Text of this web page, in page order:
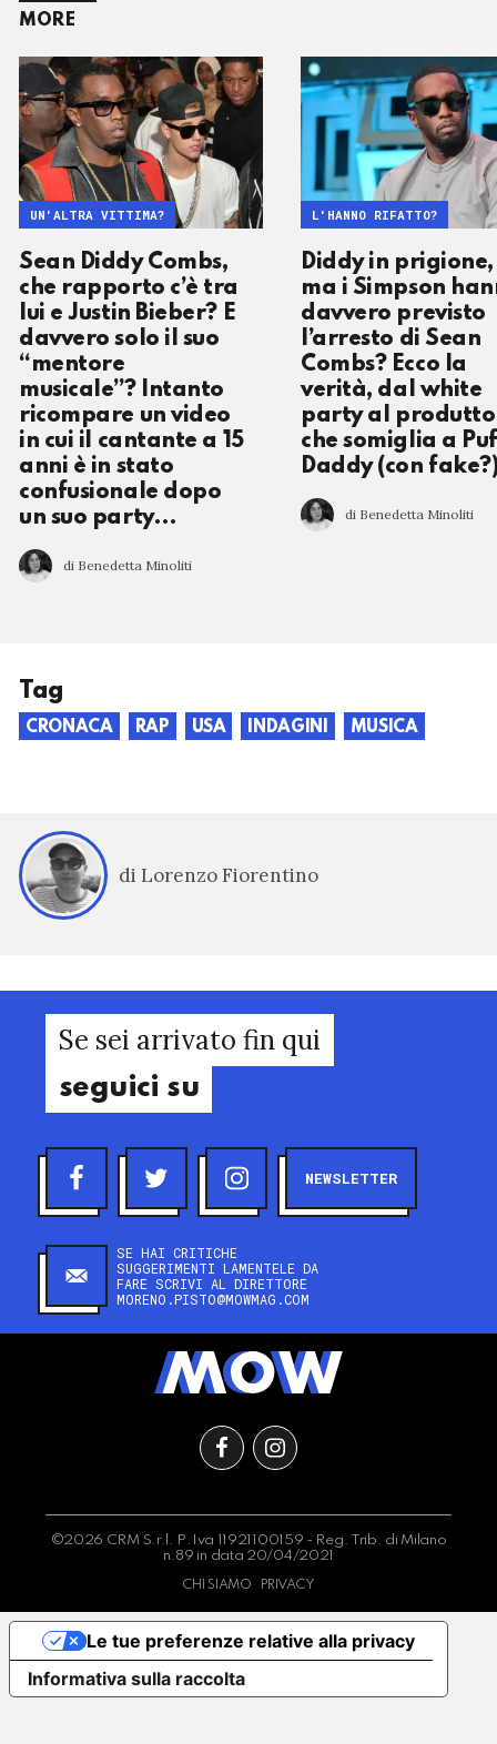
MORE
Sean Diddy Combs,
che rapporto c’è tra
lui e Justin Bieber? E
davvero solo il suo
“mentore
musicale”? Intanto
ricompare un video
in cui il cantante a 15
anni è in stato
confusionale dopo
un suo party…
di Benedetta Minoliti
UN'ALTRA VITTIMA?
Diddy in prigione,
ma i Simpson
davvero previsto
l’arresto di Sean
Combs? Ecco la
verità, dal white
party al
che somiglia a
Daddy (con
di Benedetta Minoliti
L'HANNO RIFATTO?
Tag
CRONACA RAP USA INDAGINI MUSICA
di Lorenzo Fiorentino
Se sei arrivato fin qui
seguici su
NEWSLETTER
SE HAI CRITICHE
SUGGERIMENTI LAMENTELE DA
FARE SCRIVI AL DIRETTORE
MORENO.PISTO@MOWMAG.COM
©2026 CRM S.r.l. P.Iva 11921100159 - Reg. Trib. di Milano
n.89 in data 20/04/2021
CHI SIAMO PRIVACY
Informativa sulla raccolta
Le tue preferenze relative alla privacy